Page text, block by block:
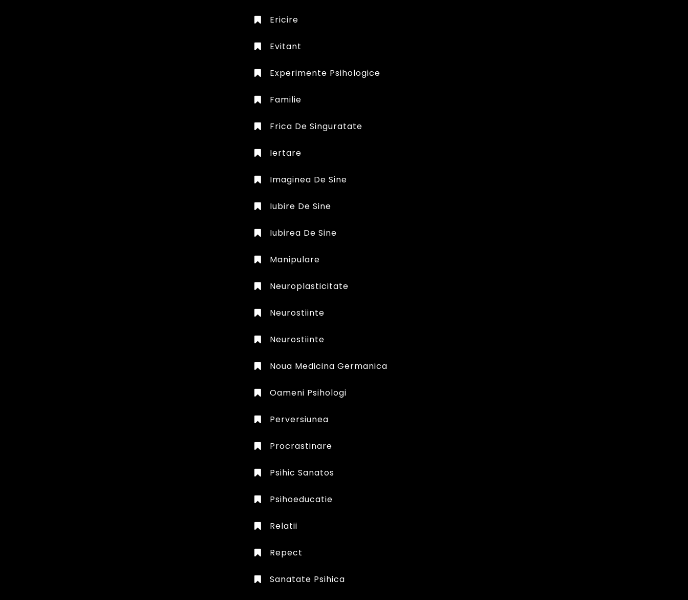
Ericire
Evitant
Experimente Psihologice
Familie
Frica De Singuratate
Iertare
Imaginea De Sine
Iubire De Sine
Iubirea De Sine
Manipulare
Neuroplasticitate
Neurostiinte
Neurostiinte
Noua Medicina Germanica
Oameni Psihologi
Perversiunea
Procrastinare
Psihic Sanatos
Psihoeducatie
Relatii
Repect
Sanatate Psihica